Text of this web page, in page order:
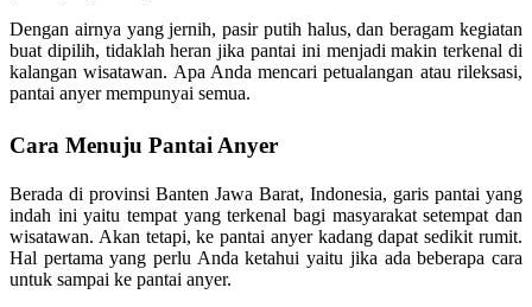
Dengan airnya yang jernih, pasir putih halus, dan beragam kegiatan
buat dipilih, tidaklah heran jika pantai ini menjadi makin terkenal di
kalangan wisatawan. Apa Anda mencari petualangan atau rileksasi,
pantai anyer mempunyai semua.
Cara Menuju Pantai Anyer
Berada di provinsi Banten Jawa Barat, Indonesia, garis pantai yang
indah ini yaitu tempat yang terkenal bagi masyarakat setempat dan
wisatawan. Akan tetapi, ke pantai anyer kadang dapat sedikit rumit.
Hal pertama yang perlu Anda ketahui yaitu jika ada beberapa cara
untuk sampai ke pantai anyer.